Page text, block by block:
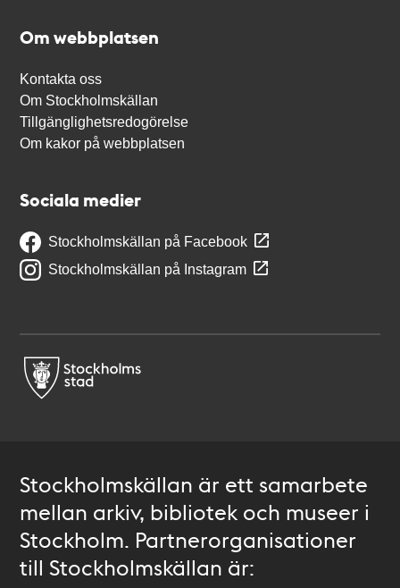
Om webbplatsen
Kontakta oss
Om Stockholmskällan
Tillgänglighetsredogörelse
Om kakor på webbplatsen
Sociala medier
Stockholmskällan på Facebook
Stockholmskällan på Instagram
Stockholmskällan är ett samarbete
mellan arkiv, bibliotek och museer i
Stockholm. Partnerorganisationer
till Stockholmskällan är: